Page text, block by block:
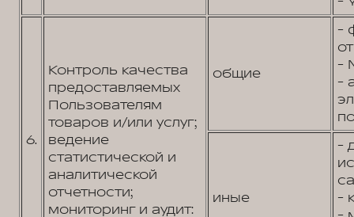
6.
Контроль качества
предоставляемых
Пользователям
товаров и/или услуг;
ведение
статистической и
аналитической
отчетности;
мониторинг и аудит:
общие
-
-
-
иные
-
-